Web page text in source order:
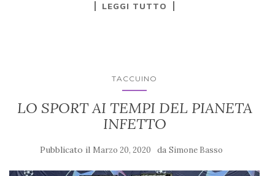
LEGGI TUTTO
TACCUINO
LO SPORT AI TEMPI DEL PIANETA
INFETTO
Pubblicato il Marzo 20, 2020 da Simone Basso